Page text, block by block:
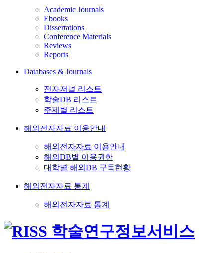
Academic Journals
Ebooks
Dissertations
Conference Materials
Reviews
Reports
Databases & Journals
전자저널 리스트
학술DB 리스트
주제별 리스트
해외전자자료 이용안내
해외전자자료 이용안내
해외DB별 이용권한
대학별 해외DB 구독현황
해외전자자료 통계
해외전자자료 통계